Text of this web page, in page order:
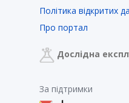
Політика відкритих
Про портал
Дослідна
За підтримки